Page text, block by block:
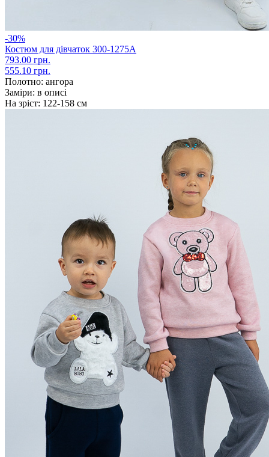
-30%
Костюм для дівчаток 300-1275А
793.00 грн.
555.10 грн.
Полотно: ангора
Заміри: в описі
На зріст: 122-158 см